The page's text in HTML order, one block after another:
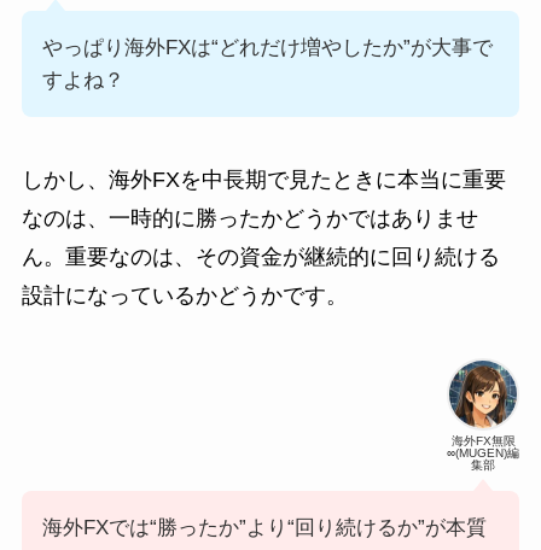
やっぱり海外FXは“どれだけ増やしたか”が大事で
すよね？
しかし、海外FXを中長期で見たときに本当に重要
なのは、一時的に勝ったかどうかではありませ
ん。重要なのは、その資金が継続的に回り続ける
設計になっているかどうかです。
海外FX無限
∞(MUGEN)編
集部
海外FXでは“勝ったか”より“回り続けるか”が本質